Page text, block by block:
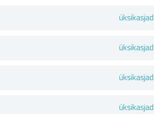
üksikasjad
üksikasjad
üksikasjad
üksikasjad